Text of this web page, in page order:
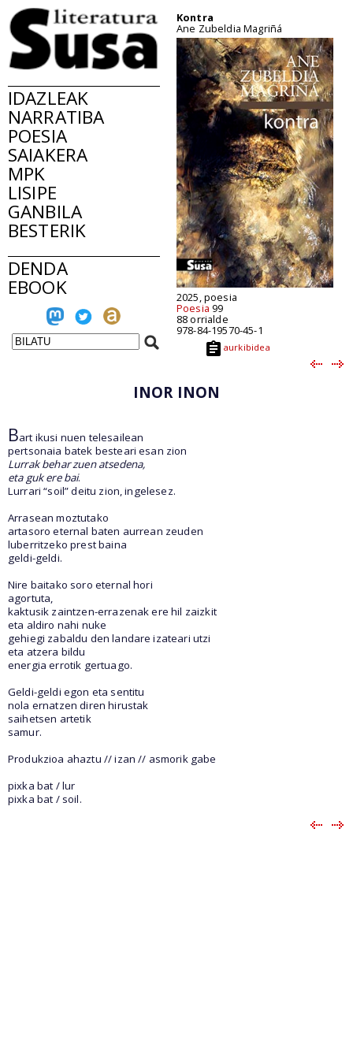
IDAZLEAK
NARRATIBA
POESIA
SAIAKERA
MPK
LISIPE
GANBILA
BESTERIK
DENDA
EBOOK
Kontra
Ane Zubeldia Magriñá
2025, poesia
Poesia 99
88 orrialde
978-84-19570-45-1
aurkibidea
INOR INON
Bart ikusi nuen telesailean
pertsonaia batek besteari esan zion
Lurrak behar zuen atsedena,
eta guk ere bai.
Lurrari “soil” deitu zion, ingelesez.
Arrasean moztutako
artasoro eternal baten aurrean zeuden
luberritzeko prest baina
geldi-geldi.
Nire baitako soro eternal hori
agortuta,
kaktusik zaintzen-errazenak ere hil zaizkit
eta aldiro nahi nuke
gehiegi zabaldu den landare izateari utzi
eta atzera bildu
energia errotik gertuago.
Geldi-geldi egon eta sentitu
nola ernatzen diren hirustak
saihetsen artetik
samur.
Produkzioa ahaztu // izan // asmorik gabe
pixka bat / lur
pixka bat / soil.